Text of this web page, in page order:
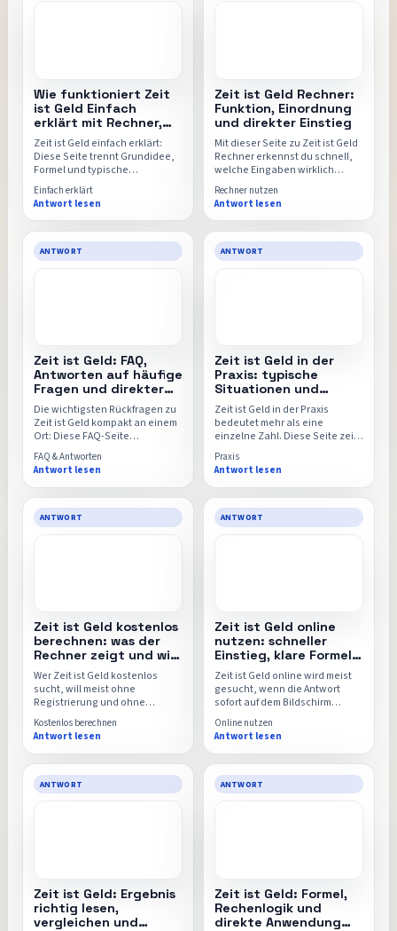
Wie funktioniert Zeit
ist Geld Einfach
erklärt mit Rechner,
Formel und FAQ
Zeit ist Geld einfach erklärt:
Diese Seite trennt Grundidee,
Formel und typische
Missverständnisse sauber
voneinander, damit der Zeit-ist-
Geld-Rechner danach intuitiver
und sicherer nutzbar wird.
Einfach erklärt
Antwort lesen
Zeit ist Geld Rechner:
Funktion, Einordnung
und direkter Einstieg
Mit dieser Seite zu Zeit ist Geld
Rechner erkennst du schnell,
welche Eingaben wirklich
wichtig sind, wie das Ergebnis
zu lesen ist und wann sich der
direkte Wechsel in den Zeit-ist-
Geld-Rechner lohnt.
Rechner nutzen
Antwort lesen
ANTWORT
Zeit ist Geld: FAQ,
Antworten auf häufige
Fragen und direkter
Rechner
Die wichtigsten Rückfragen zu
Zeit ist Geld kompakt an einem
Ort: Diese FAQ-Seite
beantwortet typische
Unsicherheiten rund um
Eingaben, Formeln,
Vergleichswerte und die
Aussagekraft des Ergebnisses.
FAQ & Antworten
Antwort lesen
ANTWORT
Zeit ist Geld in der
Praxis: typische
Situationen und
direkter Rechner
Zeit ist Geld in der Praxis
bedeutet mehr als eine
einzelne Zahl. Diese Seite zeigt
typische Situationen, reale
Vergleichsfälle und worauf es
ankommt, wenn die
Berechnung in deinem Alltag
oder Marktumfeld belastbar
sein soll.
Praxis
Antwort lesen
ANTWORT
Zeit ist Geld kostenlos
berechnen: was der
Rechner zeigt und wie
du startest
Wer Zeit ist Geld kostenlos
sucht, will meist ohne
Registrierung und ohne
Umwege starten. Hier
bekommst du die kostenlose
Einordnung, die wichtigsten
Stellschrauben und den
direkten Weg zur Berechnung.
Kostenlos berechnen
Antwort lesen
ANTWORT
Zeit ist Geld online
nutzen: schneller
Einstieg, klare Formeln
und direkter Rechner
Zeit ist Geld online wird meist
gesucht, wenn die Antwort
sofort auf dem Bildschirm
stehen soll. Diese Seite zeigt
den schnellsten Einstieg,
typische Eingaben und worauf
du trotz schneller Nutzung
achten solltest, etwa bei
Fragen wie Zeit-ist-Geld-
Rechner.
Online nutzen
Antwort lesen
ANTWORT
Zeit ist Geld: Ergebnis
richtig lesen,
vergleichen und
ANTWORT
Zeit ist Geld: Formel,
Rechenlogik und
direkte Anwendung